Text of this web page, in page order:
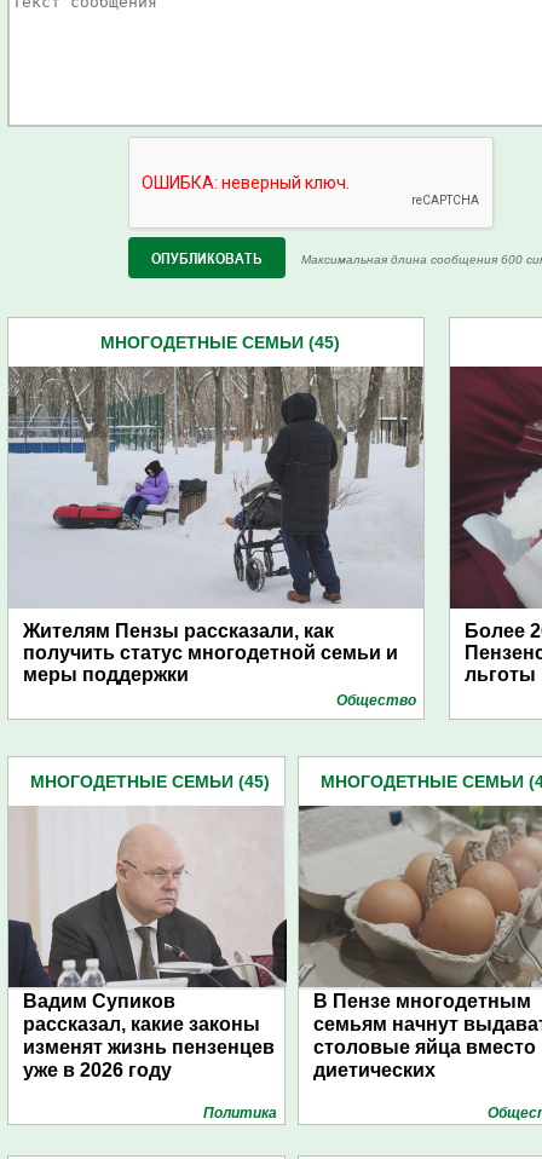
Максимальная длина сообщения 600
МНОГОДЕТНЫЕ СЕМЬИ (45)
Жителям Пензы рассказали, как
получить статус многодетной семьи и
меры поддержки
Общество
Более
льготы
МНОГОДЕТНЫЕ СЕМЬИ (45)
Вадим Супиков
рассказал, какие законы
изменят жизнь пензенцев
уже в 2026 году
Политика
МНОГОДЕТНЫЕ СЕМЬИ
В Пензе многодетным
семьям начнут
столовые яйца вместо
диетических